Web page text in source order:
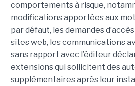
comportements à risque,
modifications apportées aux
par défaut, les demandes
sites web, les communications
sans rapport avec l’éditeur
extensions qui sollicitent des
supplémentaires après leur